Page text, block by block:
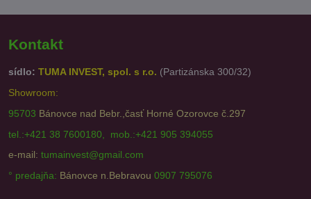
Kontakt
sídlo: TUMA INVEST, spol. s r.o. (Partizánska 300/32)
Showroom:
95703 Bánovce nad Bebr.,časť Horné Ozorovce č.297
tel.:+421 38 7600180, mob.:+421 905 394055
e-mail: tumainvest@gmail.com
° predajňa: Bánovce n.Bebravou 0907 795076